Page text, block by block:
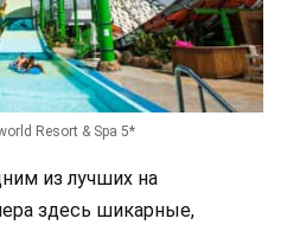
Resort & Spa 5*
из лучших на
здесь шикарные,